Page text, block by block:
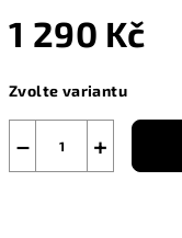
1 290 Kč
cena:
Zvolte variantu
+
−